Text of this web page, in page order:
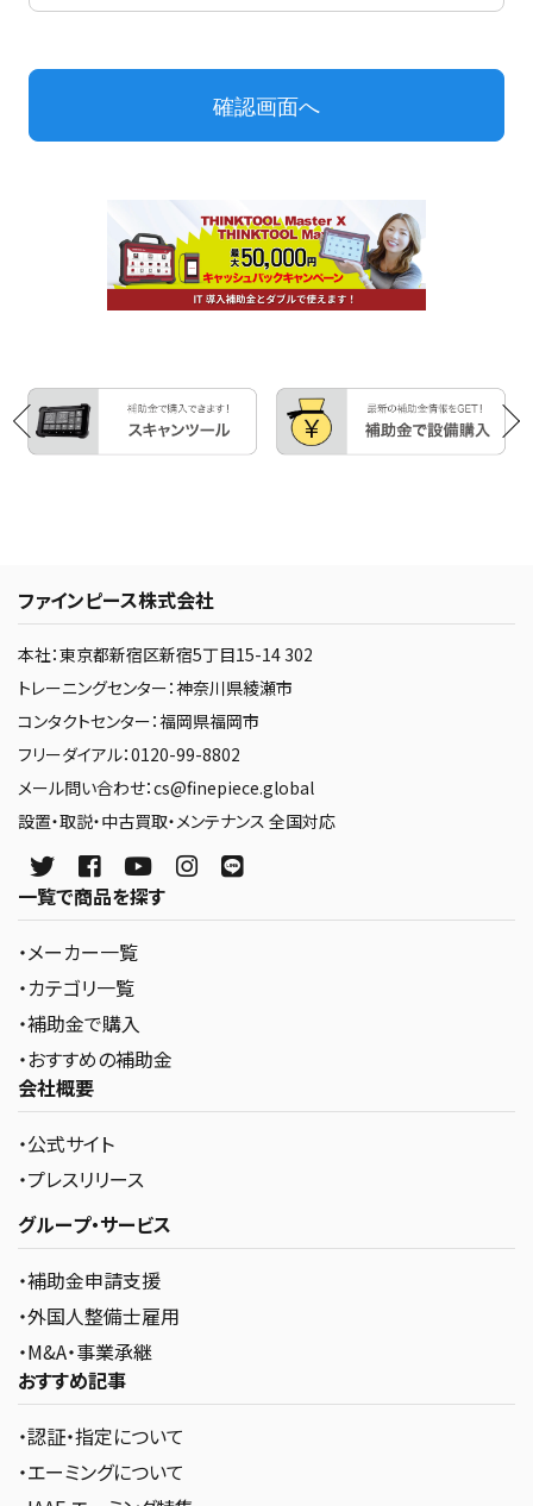
ファインピース株式会社
本社：東京都新宿区新宿5丁目15-14 302
トレーニングセンター：神奈川県綾瀬市
コンタクトセンター：福岡県福岡市
フリーダイアル：0120-99-8802
メール問い合わせ：cs@finepiece.global
設置・取説・中古買取・メンテナンス 全国対応
一覧で商品を探す
・メーカー一覧
・カテゴリ一覧
・補助金で購入
・おすすめの補助金
会社概要
・公式サイト
・プレスリリース
グループ・サービス
・補助金申請支援
・外国人整備士雇用
・M&A・事業承継
おすすめ記事
・認証・指定について
・エーミングについて